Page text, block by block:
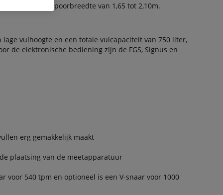
aan elke spoorbreedte van 1,65 tot 2,10m.
vulhoogte en een totale vulcapaciteit van 750 liter,
de elektronische bediening zijn de FGS, Signus en
erg gemakkelijk maakt
plaatsing van de meetapparatuur
voor 540 tpm en optioneel is een V-snaar voor 1000